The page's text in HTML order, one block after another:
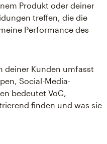
Produkt oder deiner
treffen, die die
Performance des
deiner Kunden umfasst
Social-Media-
bedeutet VoC,
finden und was sie